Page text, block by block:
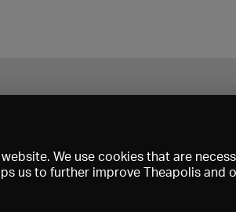
We use cookies that are
us to further improve Theapolis and